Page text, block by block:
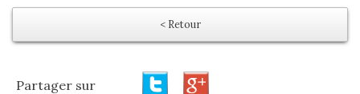
< Retour
Partager sur